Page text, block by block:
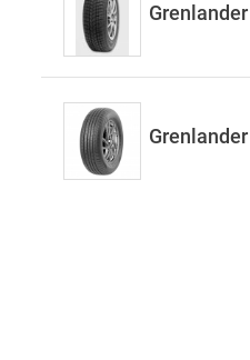
Grenlander
Grenlander